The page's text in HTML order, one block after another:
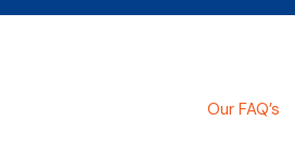
Our FAQ’s